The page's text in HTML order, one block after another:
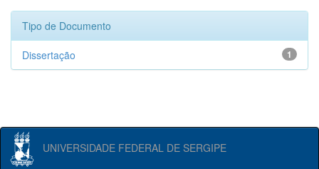
Tipo de Documento
1
Dissertação
UNIVERSIDADE FEDERAL DE SERGIPE